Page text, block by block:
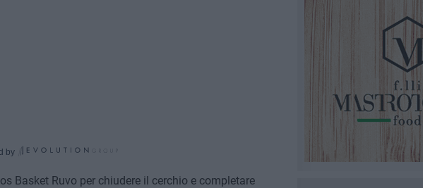
by
Basket Ruvo per chiudere il cerchio e completare